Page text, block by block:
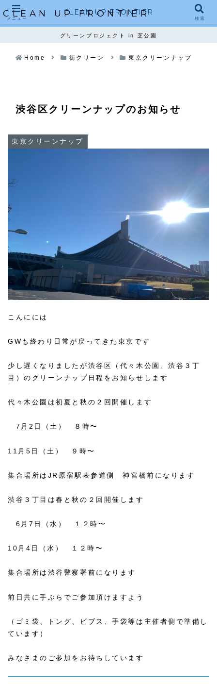
CLEAN UP FRONTIER
グリーンプロジェクト in 芝公園
Home 街クリーン 東京クリーンナップ
渋谷区クリーンナップのお知らせ
東京クリーンナップ
こんにには
GWも終わり日常が戻ってきた東京です
少し遅くなりましたが渋谷区（代々木公園、渋谷３丁
目）のクリーンナップ日程をお知らせします
代々木公園は初夏と秋の２回開催します
7月2日（土） ８時〜
11月5日（土） ９時〜
集合場所はJR原宿駅表参道側 神宮橋前になります
渋谷３丁目は春と秋の２回開催します
6月7日（水） １２時〜
10月4日（水） １２時〜
集合場所は渋谷警察署前になります
前日共に手ぶらでご参加頂けますよう
（ゴミ袋、トング、ビブス、手袋等は主催者側で準備し
ています）
みなさまのご参加をお待ちしています
メニュー
CLEAN UP FRONTIER
検索